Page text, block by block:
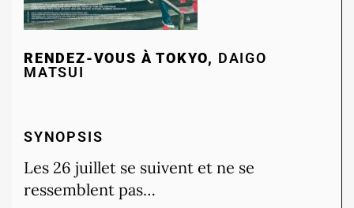
RENDEZ-VOUS À TOKYO, DAIGO
MATSUI
SYNOPSIS
Les 26 juillet se suivent et ne se
ressemblent pas…